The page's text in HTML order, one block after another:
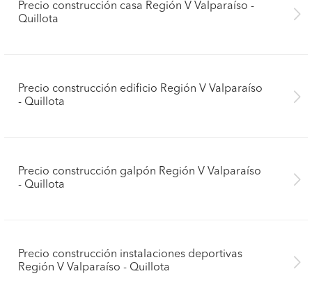
Precio construcción casa Región V Valparaíso -
Quillota
Precio construcción edificio Región V Valparaíso
- Quillota
Precio construcción galpón Región V Valparaíso
- Quillota
Precio construcción instalaciones deportivas
Región V Valparaíso - Quillota